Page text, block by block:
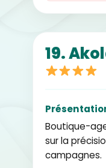
19.
Boutique-
sur la
campagnes.